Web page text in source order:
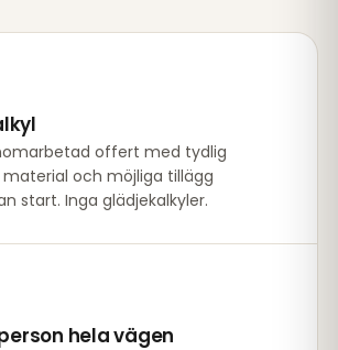
offert med tydlig
och möjliga tillägg
start. Inga glädjekalkyler.
hela vägen